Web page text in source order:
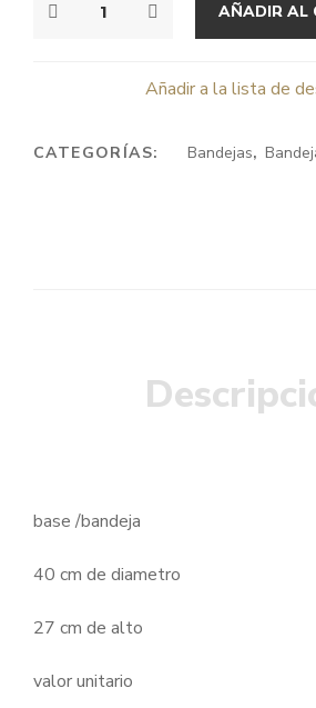
ALTO
AÑADIR AL
Añadir a la lista de
CATEGORÍAS: Bandejas,
base /bandeja
40 cm de diametro
27 cm de alto
valor unitario